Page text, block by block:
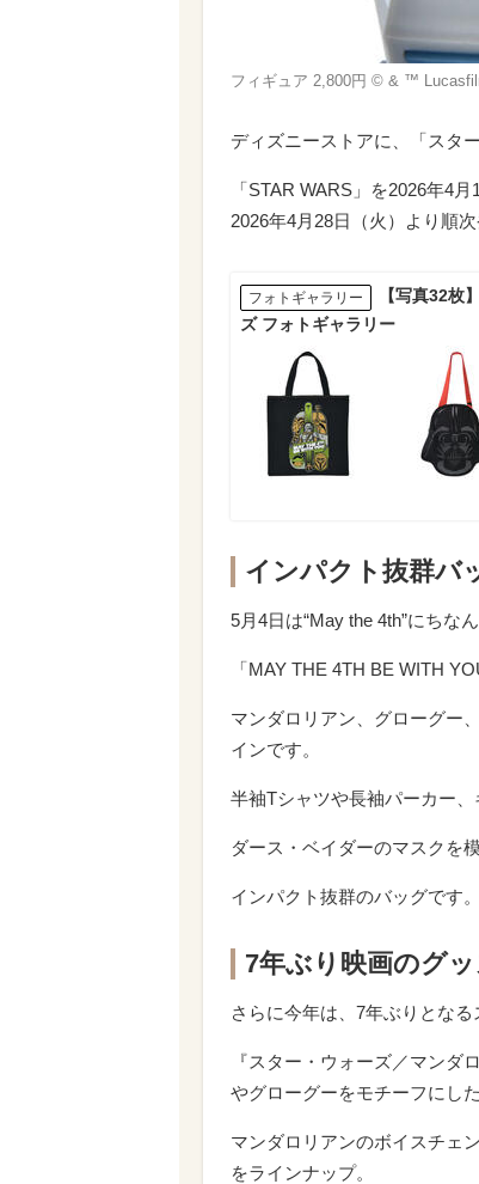
フィギュア 2,800円 © & ™
ディズニーストアに、「スタ
「STAR WARS」を2026年4
2026年4月28日（火）より順次
フォトギャラリー
【写真32枚
ズ フォトギャラリー
インパクト抜群バ
5月4日は“May the 4th”にちな
「MAY THE 4TH BE WITH
マンダロリアン、グローグー
インです。
半袖Tシャツや長袖パーカー
ダース・ベイダーのマスクを
インパクト抜群のバッグです。
7年ぶり映画のグッ
さらに今年は、7年ぶりとな
『スター・ウォーズ／マンダ
やグローグーをモチーフにし
マンダロリアンのボイスチェ
をラインナップ。